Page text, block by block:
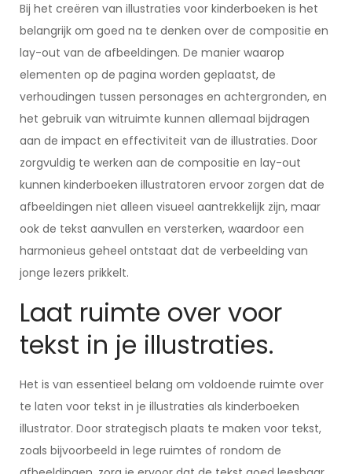
Bij het creëren van illustraties voor kinderboeken is het
belangrijk om goed na te denken over de compositie en
lay-out van de afbeeldingen. De manier waarop
elementen op de pagina worden geplaatst, de
verhoudingen tussen personages en achtergronden, en
het gebruik van witruimte kunnen allemaal bijdragen
aan de impact en effectiviteit van de illustraties. Door
zorgvuldig te werken aan de compositie en lay-out
kunnen kinderboeken illustratoren ervoor zorgen dat de
afbeeldingen niet alleen visueel aantrekkelijk zijn, maar
ook de tekst aanvullen en versterken, waardoor een
harmonieus geheel ontstaat dat de verbeelding van
jonge lezers prikkelt.
Laat ruimte over voor
tekst in je illustraties.
Het is van essentieel belang om voldoende ruimte over
te laten voor tekst in je illustraties als kinderboeken
illustrator. Door strategisch plaats te maken voor tekst,
zoals bijvoorbeeld in lege ruimtes of rondom de